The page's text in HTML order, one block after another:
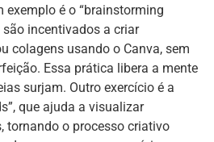
exemplo é o “brainstorming
incentivados a criar
colagens usando o Canva, sem
Essa prática libera a mente
surjam. Outro exercício é a
que ajuda a visualizar
tornando o processo criativo